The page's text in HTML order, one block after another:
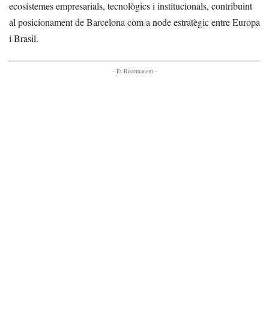
ecosistemes empresarials, tecnològics i institucionals, contribuint
al posicionament de Barcelona com a node estratègic entre Europa
i Brasil.
- Et Recomanem -